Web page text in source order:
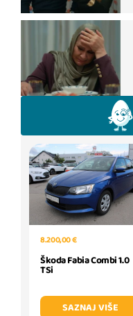
8.200,00 €
Škoda Fabia Combi 1.0
TSi
SAZNAJ VIŠE